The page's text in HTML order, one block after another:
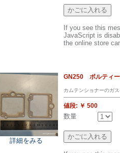
If you see this
JavaScript is
the online store
詳細をみる
GN250 ボルティ
カムテンショナーのガ
値段: ￥ 500
数量